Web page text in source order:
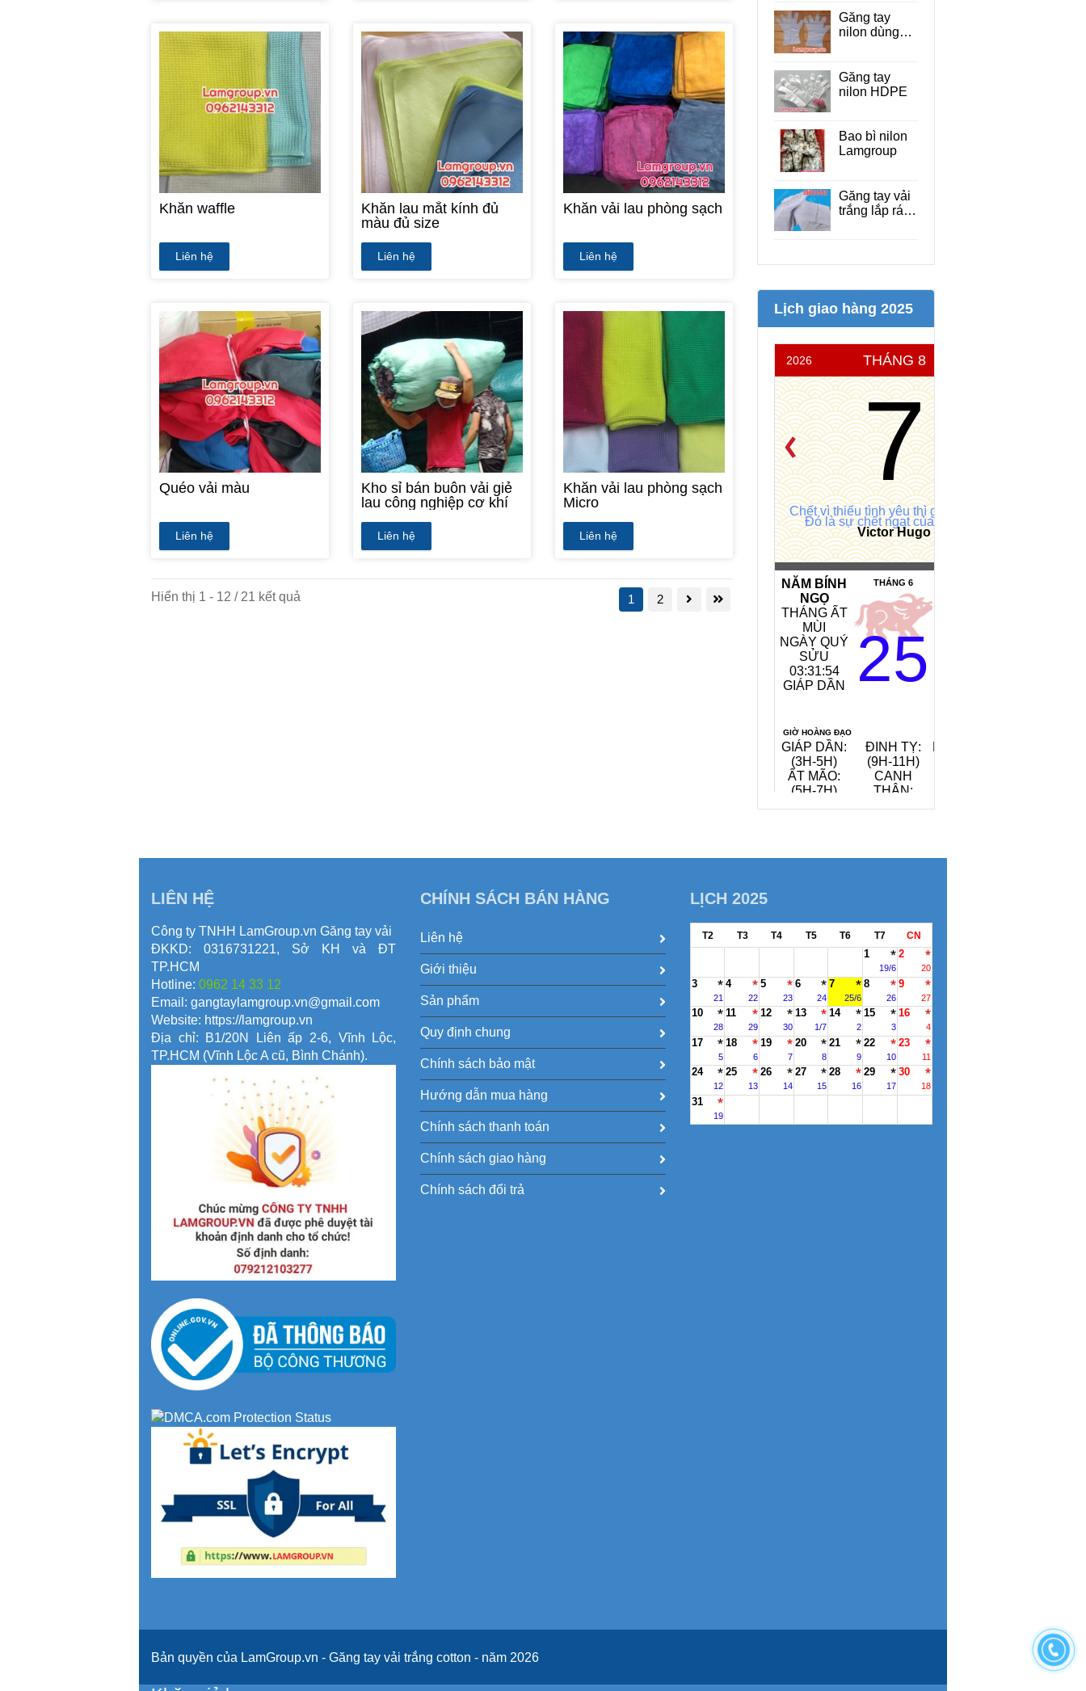
LIÊN HỆ
Công ty TNHH LamGroup.vn Găng tay vải
ĐKKD: 0316731221, Sở KH và ĐT
TP.HCM
Hotline: 0962 14 33 12
Email: gangtaylamgroup.vn@gmail.com
Website: https://lamgroup.vn
Địa chỉ: B1/20N Liên ấp 2-6, Vĩnh Lộc,
TP.HCM (Vĩnh Lộc A cũ, Bình Chánh).
CHÍNH SÁCH BÁN HÀNG
Liên hệ
Giới thiệu
Sản phẩm
Quy định chung
Chính sách bảo mật
Hướng dẫn mua hàng
Chính sách thanh toán
Chính sách giao hàng
Chính sách đổi trả
LỊCH 2025
T2 T3 T4 T5 T6 T7 CN
1
19/6
2
20
3
21
4
22
5
23
6
24
7
25/6
8
26
9
27
10
28
11
29
12
30
13
1/7
14
2
15
3
16
4
17
5
18
6
19
7
20
8
21
9
22
10
23
11
24
12
25
13
26
14
27
15
28
16
29
17
30
18
31
19
Bản quyền của LamGroup.vn - Găng tay vải trắng cotton - năm 2026
Khăn waffle
Liên hệ
Khăn lau mắt kính đủ
màu đủ size
Liên hệ
Khăn vải lau phòng sạch
Liên hệ
Quéo vải màu
Liên hệ
Kho sỉ bán buôn vải giẻ
lau công nghiệp cơ khí
Liên hệ
Khăn vải lau phòng sạch
Micro
Liên hệ
Hiển thị 1 - 12 / 21 kết quả 1 2
Găng tay
nilon dùng
Găng tay
nilon HDPE
Bao bì nilon
Lamgroup
Găng tay vải
trắng lắp ráp
Lịch giao hàng 2025
2026 THÁNG 8
7
Chết vì thiếu tình yêu thì ghê sợ quá.
Đó là sự chết ngạt của tâm hồn
Victor Hugo
NĂM BÍNH
NGỌ
THÁNG ẤT
MÙI
NGÀY QUÝ
SỬU
03:31:55
GIÁP DẦN
THÁNG 6
25
GIỜ HOÀNG ĐẠO
GIÁP DẦN:
(3H-5H)
ẤT MÃO:
(5H-7H)
ĐINH TỴ:
(9H-11H)
CANH
THÂN: